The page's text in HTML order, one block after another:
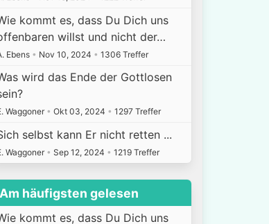
kommt es, dass Du Dich uns
willst und nicht der…
Ebens • Nov 10, 2024 • 1306 Treffer
wird das Ende der Gottlosen
Waggoner • Okt 03, 2024 • 1297 Treffer
selbst kann Er nicht retten ...
Waggoner • Sep 12, 2024 • 1219 Treffer
Am häufigsten gelesen
kommt es, dass Du Dich uns